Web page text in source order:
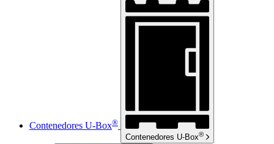
Contenedores U-Box®
Contenedores U-Box®